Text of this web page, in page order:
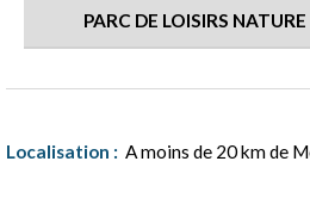
PARC DE LOISIRS
Localisation : A moins de 20 km de